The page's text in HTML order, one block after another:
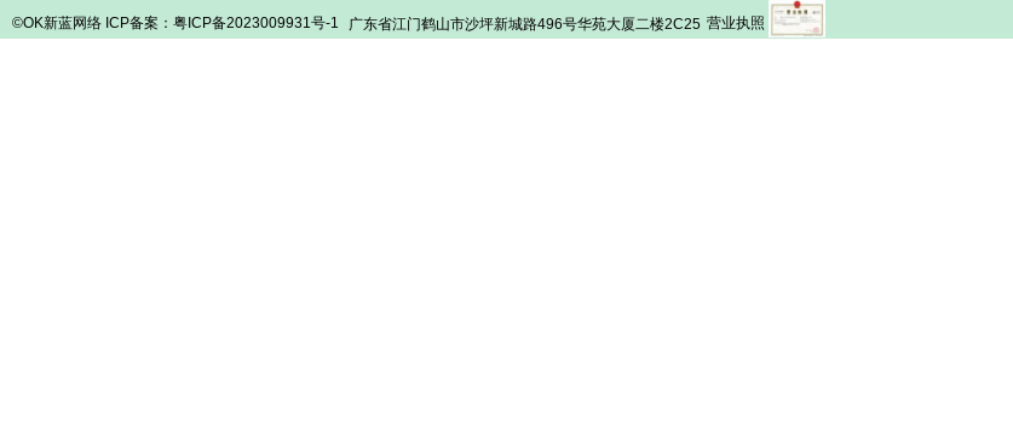
©OK新蓝网络 ICP备案：粤ICP备2023009931号-1 广东省江门鹤山市沙坪新城路496号华苑大厦二楼2C25 营业执照